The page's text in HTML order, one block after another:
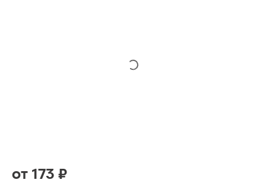
от 173 ₽